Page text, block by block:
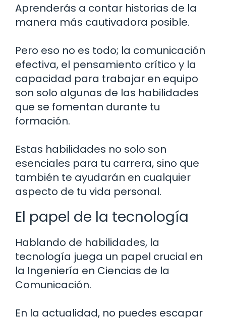
Aprenderás a contar historias de la
manera más cautivadora posible.
Pero eso no es todo; la comunicación
efectiva, el pensamiento crítico y la
capacidad para trabajar en equipo
son solo algunas de las habilidades
que se fomentan durante tu
formación.
Estas habilidades no solo son
esenciales para tu carrera, sino que
también te ayudarán en cualquier
aspecto de tu vida personal.
El papel de la tecnología
Hablando de habilidades, la
tecnología juega un papel crucial en
la Ingeniería en Ciencias de la
Comunicación.
En la actualidad, no puedes escapar